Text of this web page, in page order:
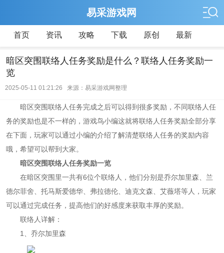
易采游戏网
首页 资讯 攻略 下载 原创 最新
暗区突围联络人任务奖励是什么？联络人任务奖励一
览
2025-05-11 01:21:26 来源：易采游戏网整理
暗区突围联络人任务完成之后可以得到很多奖励，不同联络人任
务的奖励也是不一样的，游戏鸟小编这就将联络人任务奖励全部分享
在下面，玩家可以通过小编的介绍了解清楚联络人任务的奖励内容
哦，希望可以帮到大家。
暗区突围联络人任务奖励一览
在暗区突围里一共有6位个联络人，他们分别是乔尔加里森、兰
德尔菲舍、托马斯爱德华、弗拉德伦、迪克文森、艾薇塔等人，玩家
可以通过完成任务，提高他们的好感度来获取丰厚的奖励。
联络人详解：
1、乔尔加里森